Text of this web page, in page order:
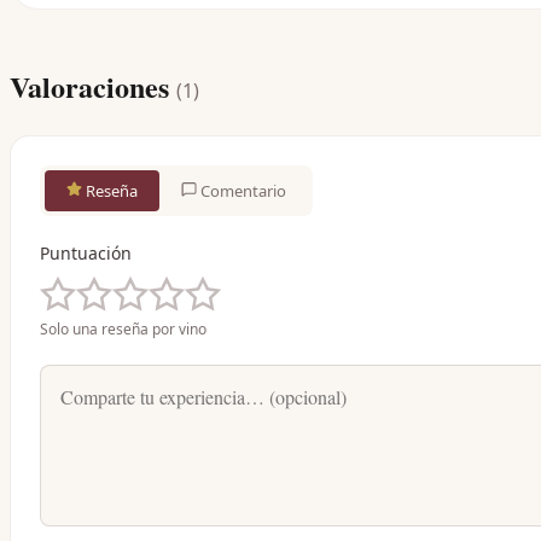
Valoraciones (1)
Reseña Comentario
Puntuación
Solo una reseña por vino